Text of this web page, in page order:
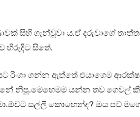
සිහි ගැන්වූවා ය.ඒ දරුවාගේ
හිරුදිට සිතේ.
රිංගා ගන්න ඇත්තේ එයාගෙම
නිපූ.මෙහෙමම යන්න තව ගෙවල්
සල්ලි කොහෙන්ද? ඔය පව් මගේ